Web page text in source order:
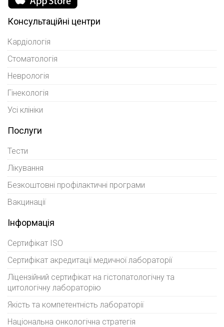
Консультаційні центри
Кардіологія
Стоматологія
Неврологія
Гінекологія
Усі клініки
Послуги
Тести
Лікування
Безкоштовні профілактичні програми
Вакцинації
Інформація
Сертифікат ISO
Сертифікат акредитації медичної лабораторії
Ліцензійний сертифікат на гістопатологічну та
цитологічну лабораторію
Якість та компетентність лабораторії
Національна онкологічна стратегія